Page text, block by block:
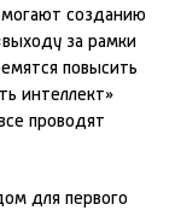
созданию
за рамки
повысить
интеллект»
проводят
для первого